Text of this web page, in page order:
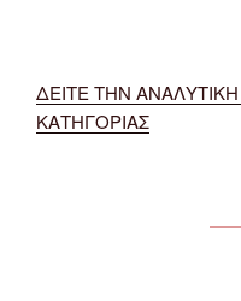
ΔΕΙΤΕ ΤΗΝ
ΚΑΤΗΓΟΡΙΑΣ